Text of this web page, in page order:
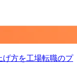
げ方を工場転職のプ